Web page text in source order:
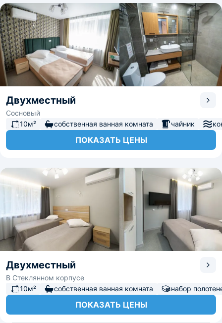
Двухместный
Сосновый
10м²
собственная ванная комната чайник
ПОКАЗАТЬ ЦЕНЫ
Двухместный
В Стеклянном корпусе
10м²
собственная ванная комната набор
ПОКАЗАТЬ ЦЕНЫ